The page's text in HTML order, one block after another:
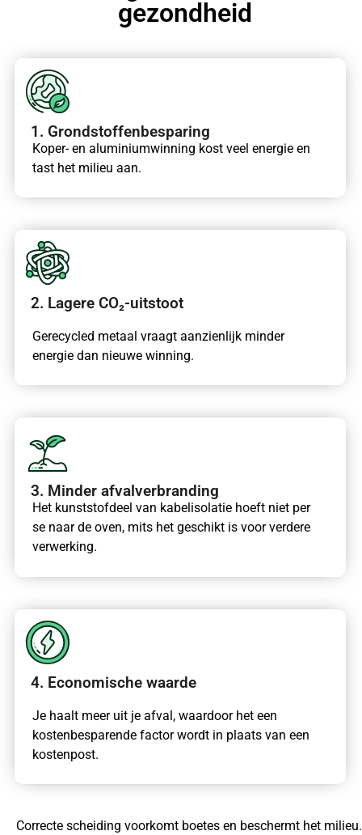
gezondheid
1. Grondstoffenbesparing
Koper- en aluminiumwinning kost veel energie en
tast het milieu aan.
2. Lagere CO₂-uitstoot
Gerecycled metaal vraagt aanzienlijk minder
energie dan nieuwe winning.
3. Minder afvalverbranding
Het kunststofdeel van kabelisolatie hoeft niet per
se naar de oven, mits het geschikt is voor verdere
verwerking.
4. Economische waarde
Je haalt meer uit je afval, waardoor het een
kostenbesparende factor wordt in plaats van een
kostenpost.
Correcte scheiding voorkomt boetes en beschermt het milieu.